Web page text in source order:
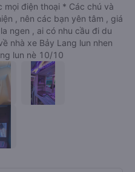
điện thoại * Các chú và
, nên các bạn yên tâm , giá
ngen , ai có nhu cầu đi du
nhà xe Bảy Lang lun nhen
lun nè 10/10